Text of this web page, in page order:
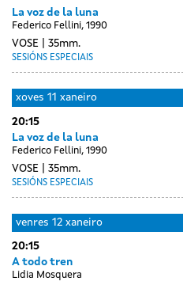
La voz de la luna
Federico Fellini, 1990
VOSE 35mm.
SESIÓNS ESPECIAIS
xoves 11 xaneiro
20:15
La voz de la luna
Federico Fellini, 1990
VOSE 35mm.
SESIÓNS ESPECIAIS
venres 12 xaneiro
20:15
A todo tren
Lidia Mosquera